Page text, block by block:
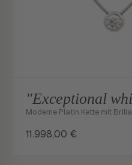
"Exceptional
Moderne Platin Kette mit
11.998,00 €